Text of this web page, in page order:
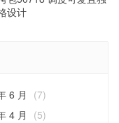
设计
6 月
(7)
4 月
(5)